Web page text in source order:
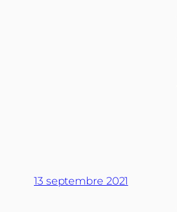
13 septembre 2021